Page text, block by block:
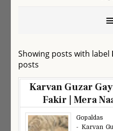
≡
Showing posts with label
posts
Karvan Guzar
Fakir | Mera
- Karvan